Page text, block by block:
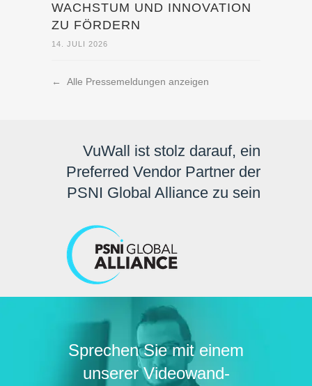
ACHSTUM UND INNOVATION Z
U FÖRDERN
14. JULI 2026
← Alle Pressemeldungen anzeigen
VuWall ist stolz darauf, ein
Preferred Vendor Partner der
PSNI Global Alliance zu sein
Sprechen Sie mit einem
unserer Videowand-